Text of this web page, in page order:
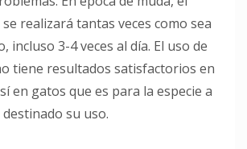
realizará tantas veces como sea
incluso 3-4 veces al día. El uso de
tiene resultados satisfactorios en
en gatos que es para la especie a
destinado su uso.